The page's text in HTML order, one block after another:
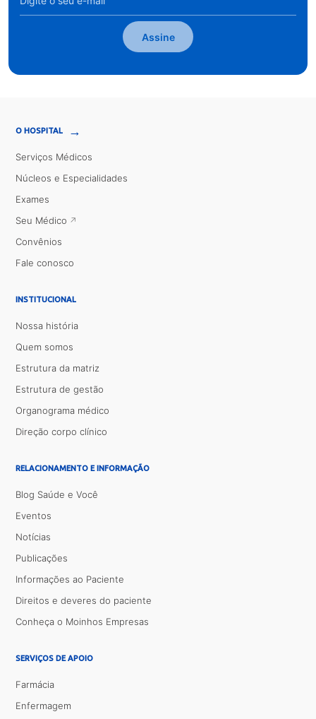
Assine
O HOSPITAL →
Serviços Médicos
Núcleos e Especialidades
Exames
Seu Médico
Convênios
Fale conosco
INSTITUCIONAL
Nossa história
Quem somos
Estrutura da matriz
Estrutura de gestão
Organograma médico
Direção corpo clínico
RELACIONAMENTO E INFORMAÇÃO
Blog Saúde e Você
Eventos
Notícias
Publicações
Informações ao Paciente
Direitos e deveres do paciente
Conheça o Moinhos Empresas
SERVIÇOS DE APOIO
Farmácia
Enfermagem